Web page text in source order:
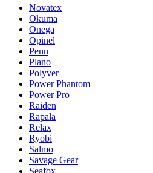
Novatex
Okuma
Onega
Opinel
Penn
Plano
Polyver
Power Phantom
Power Pro
Raiden
Rapala
Relax
Ryobi
Salmo
Savage Gear
Seafox